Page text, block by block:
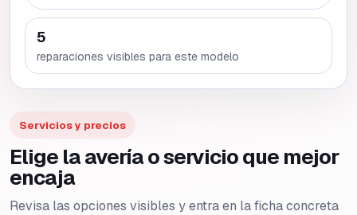
5
reparaciones visibles para este modelo
Servicios y precios
Elige la avería o servicio que mejor
encaja
Revisa las opciones visibles y entra en la ficha concreta